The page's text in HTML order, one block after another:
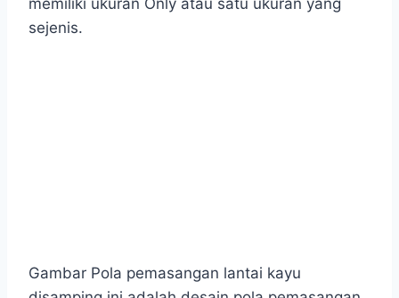
sejenis.
Gambar Pola pemasangan lantai kayu